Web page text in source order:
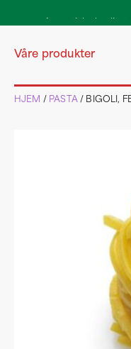
Våre produkter
HJEM / PASTA/ BIGOLI,